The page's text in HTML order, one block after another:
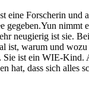
eine Forscherin und
gegeben.Yun nimmt
neugierig ist sie.
ist, warum und
Sie ist ein WIE-Kind.
hat, dass sich alles